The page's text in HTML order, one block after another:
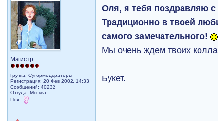
Магистр
Группа: Супермодераторы
Регистрация: 20 Фев 2002, 14:33
Сообщений: 40232
Откуда: Москва
Пол:
Оля, я тебя поздравляю
Традиционно в твоей
самого замечательного!
Мы очень ждем твоих
Букет.